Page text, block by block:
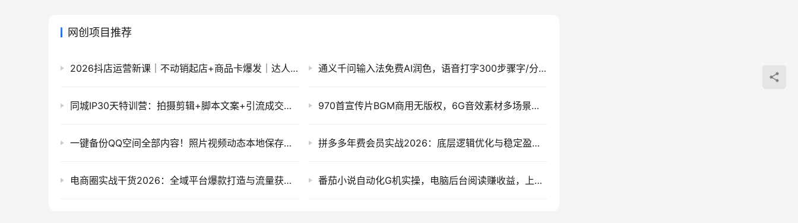
网创项目推荐
2026抖店运营新课｜不动销起店+商品卡爆发｜达人邀约+店群批量复制｜新手商家全域流量实战 通义千问输入法免费AI润色，语音打字300步骤字/分，办公写作神器
同城IP30天特训营：拍摄剪辑+脚本文案+引流成交，实体店短视频获客与门店业绩提升实操 970首宣传片BGM商用无版权，6G音效素材多场景适用
一键备份QQ空间全部内容！照片视频动态本地保存，QzoneArchive开源工具 拼多多年费会员实战2026：底层逻辑优化与稳定盈利运营体系
电商圈实战干货2026：全域平台爆款打造与流量获取盈利指南 番茄小说自动化G机实操，电脑后台阅读赚收益，上班族副业增收新思路